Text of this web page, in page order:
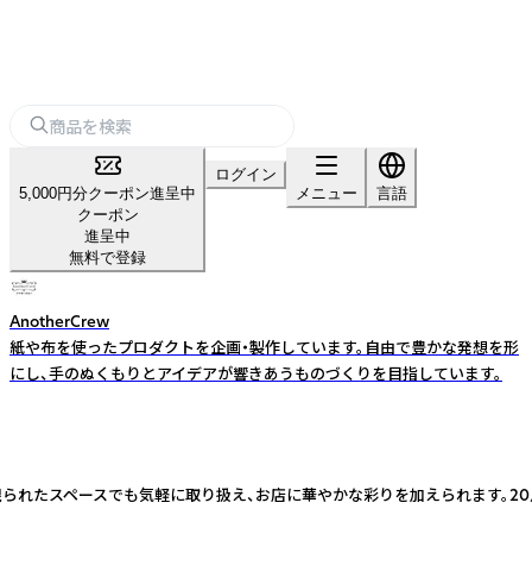
5,000円分クーポン進呈中
クーポン
進呈中
無料で登録
ログイン
メニュー
言語
AnotherCrew
紙や布を使ったプロダクトを企画・製作しています。自由で豊かな発想を形
にし、手のぬくもりとアイデアが響きあうものづくりを目指しています。
たスペースでも気軽に取り扱え、お店に華やかな彩りを加えられます